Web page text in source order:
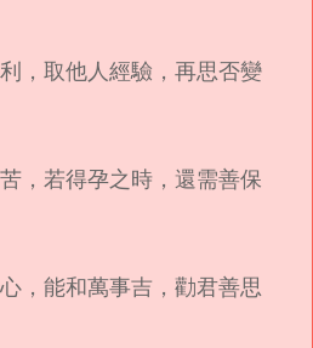
，取他人經驗，再思否變
，若得孕之時，還需善保
，能和萬事吉，勸君善思